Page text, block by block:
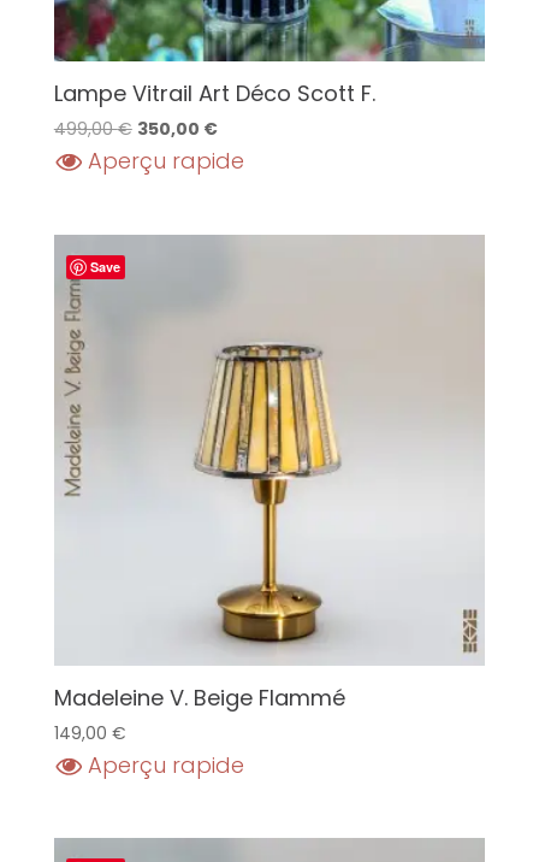
Lampe Vitrail Art Déco Scott F.
499,00€ Le
prix
499,00 €.
350,00 €Le
prix
350,00 €.
Aperçu rapide
Save
Madeleine V. Beige Flammé
149,00 €
Aperçu rapide